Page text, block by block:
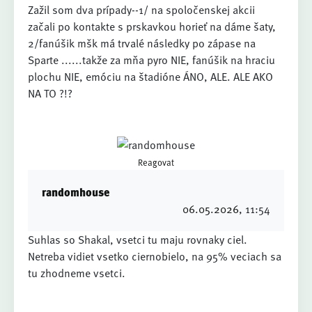
Zažil som dva prípady--1/ na spoločenskej akcii
začali po kontakte s prskavkou horieť na dáme šaty,
2/fanúšik mšk má trvalé následky po zápase na
Sparte ......takže za mňa pyro NIE, fanúšik na hraciu
plochu NIE, emóciu na štadióne ÁNO, ALE. ALE AKO
NA TO ?!?
Reagovat
randomhouse
06.05.2026, 11:54
Suhlas so Shakal, vsetci tu maju rovnaky ciel.
Netreba vidiet vsetko ciernobielo, na 95% veciach sa
tu zhodneme vsetci.